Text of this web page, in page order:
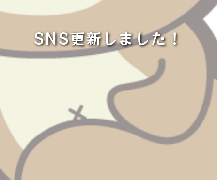
SNS更新しました！